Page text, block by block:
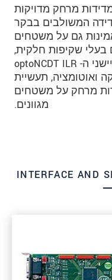
מרחק מדויקות
המשולבים בבקר
גם על משטחים
בעלי שקיפות חלקית,
מרוחקים או נעים במהירות. חיישני ה- optoNCDT ILR
ואוטומציה, תעשיית
מרחק על משטחים
מגוונים.
INTERFACE AND